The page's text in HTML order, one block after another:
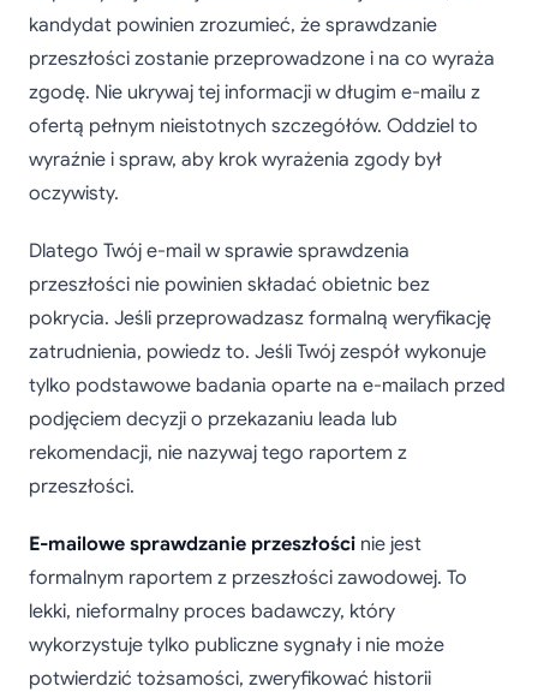
kandydat powinien zrozumieć, że sprawdzanie
przeszłości zostanie przeprowadzone i na co wyraża
zgodę. Nie ukrywaj tej informacji w długim e-mailu z
ofertą pełnym nieistotnych szczegółów. Oddziel to
wyraźnie i spraw, aby krok wyrażenia zgody był
oczywisty.
Dlatego Twój e-mail w sprawie sprawdzenia
przeszłości nie powinien składać obietnic bez
pokrycia. Jeśli przeprowadzasz formalną weryfikację
zatrudnienia, powiedz to. Jeśli Twój zespół wykonuje
tylko podstawowe badania oparte na e-mailach przed
podjęciem decyzji o przekazaniu leada lub
rekomendacji, nie nazywaj tego raportem z
przeszłości.
E-mailowe sprawdzanie przeszłości nie jest
formalnym raportem z przeszłości zawodowej. To
lekki, nieformalny proces badawczy, który
wykorzystuje tylko publiczne sygnały i nie może
potwierdzić tożsamości, zweryfikować historii